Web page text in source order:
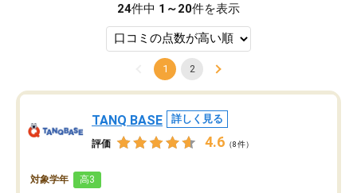
24件中 1～20件を表示
1 2
TANQ BASE 詳しく見る
評価 4.6 （8件）
対象学年 高3